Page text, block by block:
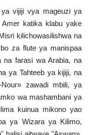
vijiji vya mageuzi ya
katika klabu yake
kilichowasilishwa na
za flute ya manispaa
na farasi wa Arabia, na
ya Tahteeb ya kijiji, na
zawadi mbili, ya
wa mashambani ya
kuinua mikono yao
ya Wizara ya Kilimo,